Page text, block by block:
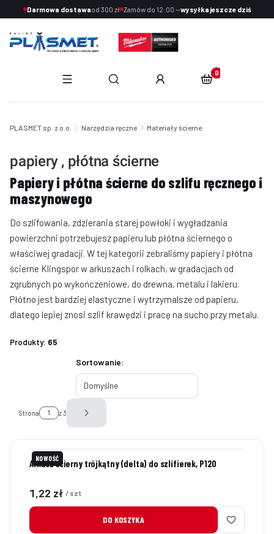
Darmowa dostawaod 300 zł Zamów do 12:00 —wysyłka jeszcze dziś
Otwórz wyszukiwarkę
Produkty w
PLASMET sp. z o.o. Narzędzia ręczne Materiały ścierne
papiery , płótna ścierne
Papiery i płótna ścierne do szlifu ręcznego i
maszynowego
Do szlifowania, zdzierania starej powłoki i wygładzania
powierzchni potrzebujesz papieru lub płótna ściernego o
właściwej gradacji. W tej kategorii zebraliśmy papiery i płótna
ścierne Klingspor w arkuszach i rolkach, w gradacjach od
zgrubnych po wykończeniowe, do drewna, metalu i lakieru.
Płótno jest bardziej elastyczne i wytrzymalsze od papieru,
dlatego lepiej znosi szlif krawędzi i pracę na sucho przy metalu.
Produkty: 65
Lista produktówSortowanie:
Domyślne
Strona z 3 Następne produkty
NOWOŚĆ
Arkusz ścierny trójkątny (delta) do szlifierek, P120
Cena
1,22 zł / szt
DO KOSZYKA